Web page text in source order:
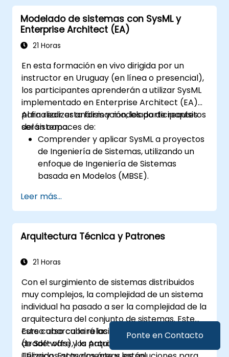
Ponte en Contacto
que permitan a los estudiantes aplicar lo
aprendido a cualquier método o herramienta
adecuada de modelado de sistemas.
Modelado de sistemas con SysML y
Enterprise Architect (EA)
21 Horas
En esta formación en vivo dirigida por un
instructor en Uruguay (en línea o presencial),
los participantes aprenderán a utilizar SysML
implementado en Enterprise Architect (EA)
para realizar análisis y modelado de requisitos
del sistema.
Al finalizar esta formación, los participantes
serán capaces de:
Comprender y aplicar SysML a proyectos
de Ingeniería de Sistemas, utilizando un
enfoque de Ingeniería de Sistemas
basada en Modelos (MBSE).
basándose en modelos de casos de uso.
Diseñar y analizar la arquitectura del
sistema.
Leer más...
Arquitectura Técnica y Patrones
21 Horas
Con el surgimiento de sistemas distribuidos
muy complejos, la complejidad de un sistema
individual ha pasado a ser la complejidad de la
arquitectura del conjunto de sistemas. Este
curso abarca la relación entre la Arquitectura
de Software y la Arquitectura Empresarial
Este curso cubrirá las compensaciones
(trade-offs), los patrones comúnmente